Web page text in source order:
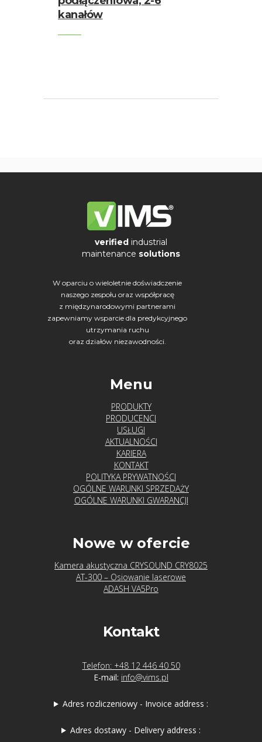
kanałów
verified industrial
maintenance solutions
W oparciu o wieloletnie doświadczenie
naszego zespołu oraz współpracę
z międzynarodowymi partnerami
zapewniamy wsparcie dla predykcyjnego
utrzymania ruchu
oraz działów niezawodności.
Menu
PRODUKTY
PRODUCENCI
USŁUGI
AKTUALNOŚCI
KARIERA
KONTAKT
POLITYKA PRYWATNOŚCI
OGÓLNE WARUNKI SPRZEDAŻY
OGÓLNE WARUNKI GWARANCJI
Nowe w ofercie
Kamera akustyczna CRYSOUND CRY8025
AT-300 – Osiowanie laserowe
ADASH VA5Pro
Kontakt
Telefon: +48 12 446 40 50
E-mail: info@vims.pl
Adres rozliczeniowy - Invoice address :
Adres dostawy - Delivery address :